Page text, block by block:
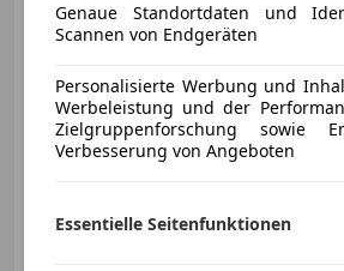
€ 21
Genaue Standortdaten und
Scannen von Endgeräten
Personalisierte Werbung und
Werbeleistung und der
Zielgruppenforschung sowie
Verbesserung von Angeboten
Essentielle Seitenfunktionen